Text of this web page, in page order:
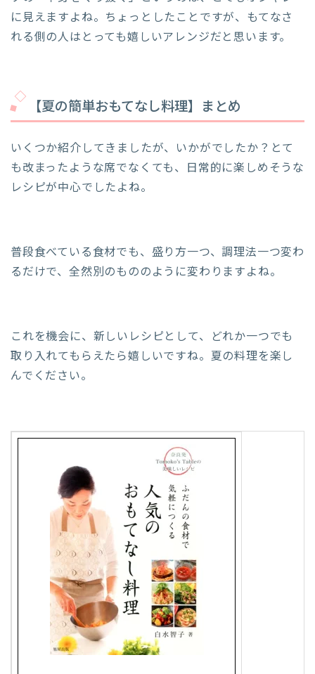
に見えますよね。ちょっとしたことですが、もてなさ
れる側の人はとっても嬉しいアレンジだと思います。
【夏の簡単おもてなし料理】まとめ
いくつか紹介してきましたが、いかがでしたか？とて
も改まったような席でなくても、日常的に楽しめそうな
レシピが中心でしたよね。
普段食べている食材でも、盛り方一つ、調理法一つ変わ
るだけで、全然別のもののように変わりますよね。
これを機会に、新しいレシピとして、どれか一つでも
取り入れてもらえたら嬉しいですね。夏の料理を楽し
んでください。